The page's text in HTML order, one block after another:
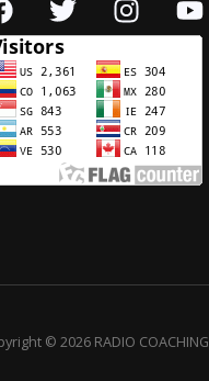
© 2026 RADIO COACHING